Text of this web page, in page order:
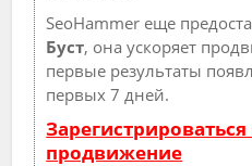
SeoHammer еще
Буст, она ускоряет
первые результаты
первых 7 дней.
продвижение